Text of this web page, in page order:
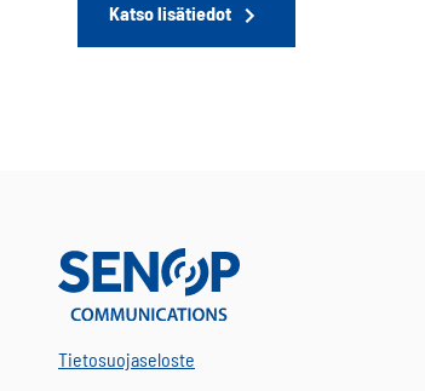
Katso lisätiedot
Tietosuojaseloste